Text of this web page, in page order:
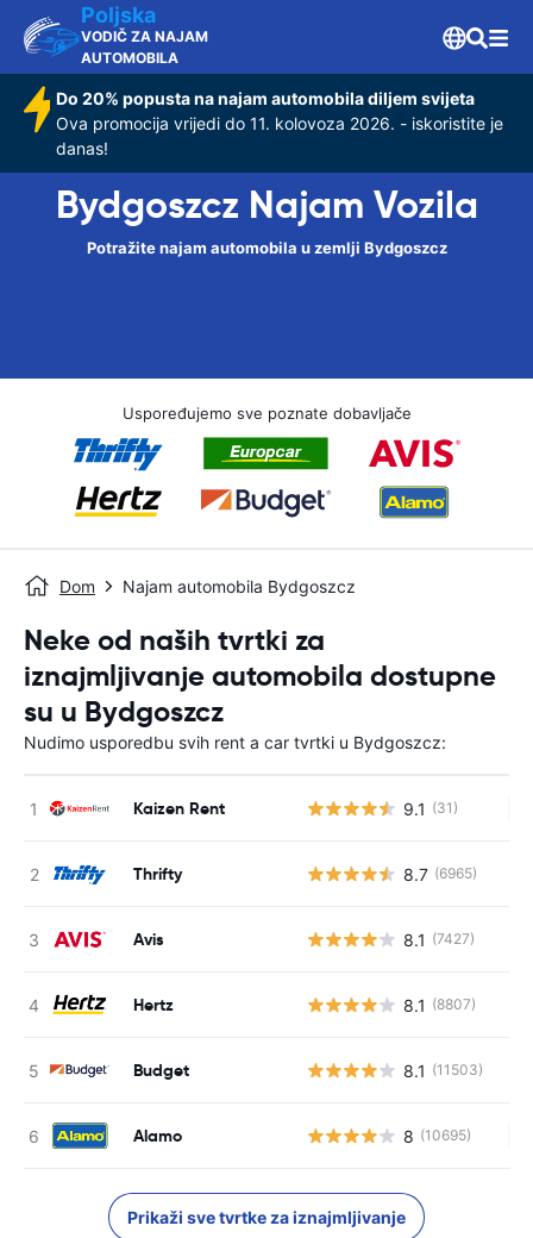
Poljska
VODIČ ZA NAJAM
AUTOMOBILA
Do 20% popusta na najam automobila diljem svijeta
Ova promocija vrijedi do 11. kolovoza 2026. - iskoristite je
danas!
Bydgoszcz Najam Vozila
Potražite najam automobila u zemlji Bydgoszcz
Uspoređujemo sve poznate dobavljače
Dom Najam automobila Bydgoszcz
Neke od naših tvrtki za
iznajmljivanje automobila dostupne
su u Bydgoszcz
Nudimo usporedbu svih rent a car tvrtki u Bydgoszcz:
Kaizen Rent 9.1 (31)
Thrifty 8.7 (6965)
Avis 8.1 (7427)
Hertz 8.1 (8807)
Budget 8.1 (11503)
Alamo 8 (10695)
Prikaži sve tvrtke za iznajmljivanje